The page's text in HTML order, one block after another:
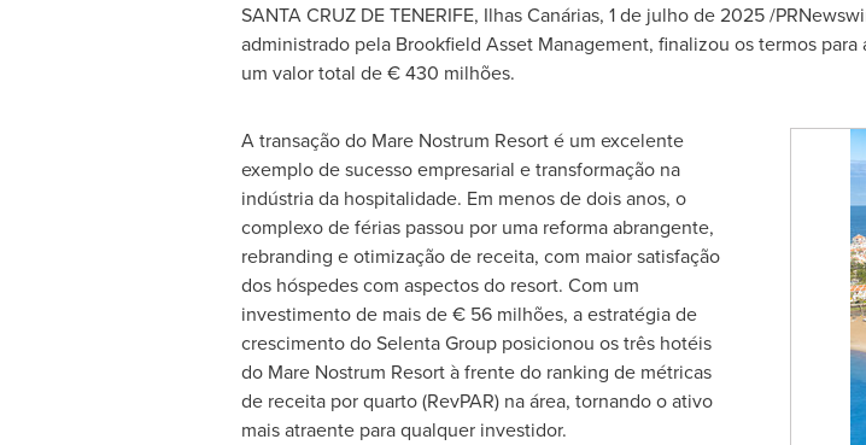
SANTA CRUZDE TENERIFE, Ilhas Canárias, 1 de julho de 2025/
administrado pela Brookfield Asset Management, finalizou os termos para
um valor total de € 430 milhões.
A transação do Mare Nostrum Resort é um excelente
exemplo de sucesso empresarial e transformação na
indústria da hospitalidade. Em menos de dois anos, o
complexo de férias passou por uma reforma abrangente,
rebranding e otimização de receita, com maior satisfação
dos hóspedes com aspectos do resort. Com um
investimento de mais de € 56 milhões, a estratégia de
crescimento do Selenta Group posicionou os três hotéis
do Mare Nostrum Resort à frente do ranking de métricas
de receita por quarto (RevPAR) na área, tornando o ativo
mais atraente para qualquer investidor.